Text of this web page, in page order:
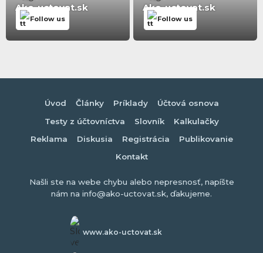
Ako-uctovat.sk
Follow us
Ako-uctovat.sk
Follow us
Úvod Články Príklady
Účtová osnova
Testy z účtovníctva
Slovník
Kalkulačky
Reklama
Diskusia Registrácia
Publikovanie
Kontakt
Našli ste na webe chybu alebo nepresnosť, napíšte
nám na info@ako-uctovat.sk, ďakujeme.
www.ako-uctovat.sk